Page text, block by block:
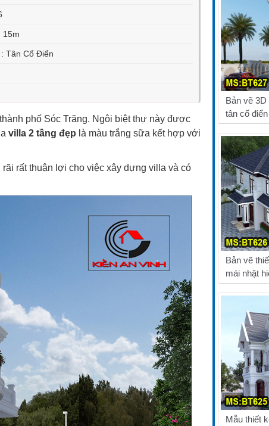
15m
Tân Cổ Điển
phố Sóc Trăng. Ngôi biệt thự này được
villa 2 tầng đẹp là màu trắng sữa kết hợp với
rất thuận lợi cho việc xây dựng villa và có
Bản vẽ
tân cổ
Bản vẽ
mái nhật
Mẫu thiết